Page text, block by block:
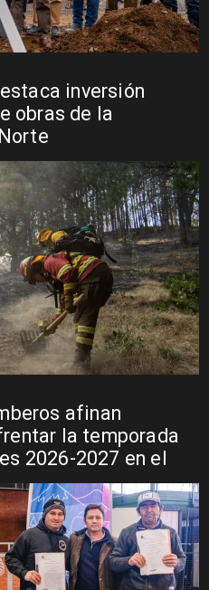
inversión
obras de la
afinan
la temporada
2026-2027 en el